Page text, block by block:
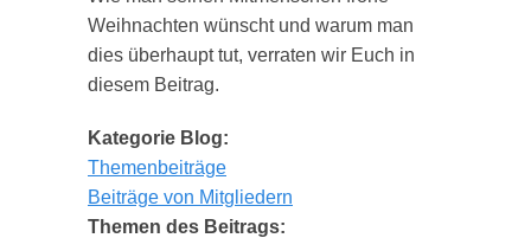
Weihnachten wünscht und warum man
dies überhaupt tut, verraten wir Euch in
diesem Beitrag.
Kategorie Blog:
Themenbeiträge
Beiträge von Mitgliedern
Themen des Beitrags: